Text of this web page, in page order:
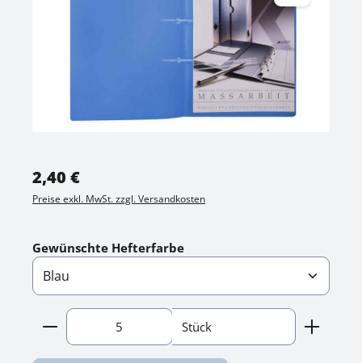
Regulärer Preis:
2,40 €
Preise exkl. MwSt. zzgl. Versandkosten
Gewünschte Hefterfarbeauswählen
Produkt Anzahl: Gib den gewünschten Wert
Stück